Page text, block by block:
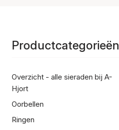
Productcategorieën
Overzicht - alle sieraden bij A-
Hjort
Oorbellen
Ringen